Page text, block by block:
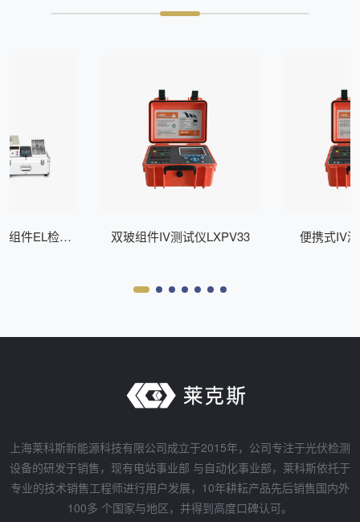
组件EL检测
双玻组件IV测试仪LXPV33 便携式IV
上海莱科斯新能源科技有限公司成立于2015年，公司专注于光伏检测
设备的研发于销售，现有电站事业部 与自动化事业部，莱科斯依托于
专业的技术销售工程师进行用户发展，10年耕耘产品先后销售国内外
100多 个国家与地区，并得到高度口碑认可。